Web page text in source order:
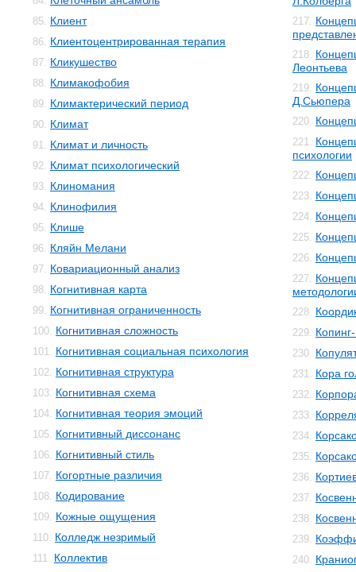
85. Клиент
86. Клиентоцентрированная терапия
87. Кликушество
88. Климакофобия
89. Климактерический период
90. Климат
91. Климат и личность
92. Климат психологический
93. Клиномания
94. Клинофилия
95. Клише
96. Кляйн Мелани
97. Ковариационный анализ
98. Когнитивная карта
99. Когнитивная ограниченность
100. Когнитивная сложность
101. Когнитивная социальная психология
102. Когнитивная структура
103. Когнитивная схема
104. Когнитивная теория эмоций
105. Когнитивный диссонанс
106. Когнитивный стиль
107. Когортные различия
108. Кодирование
109. Кожные ощущения
110. Колледж незримый
111. Коллектив
217.
218.
Леонтьева
219.
Д.Сьюпера
220.
221.
психологии
222.
223.
224.
225.
226.
227.
228.
229.
230.
231. Кора
232.
233.
234.
235.
236.
237.
238.
239.
240.